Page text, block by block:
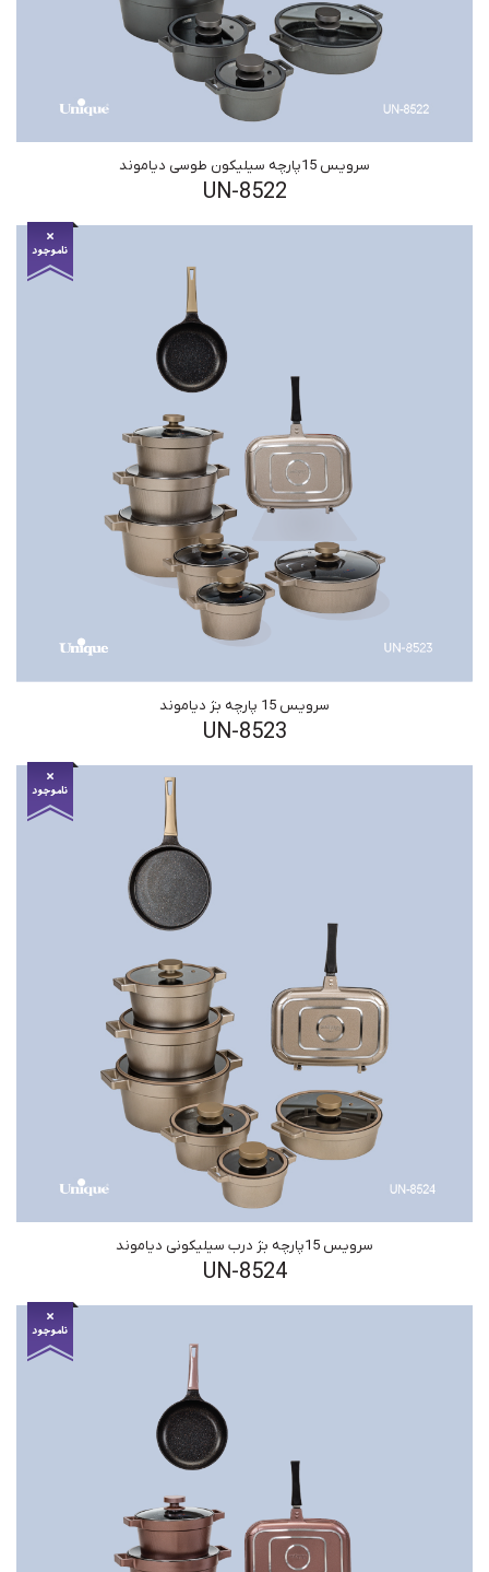
سرویس 15پارچه سیلیکون طوسی دیاموند
UN-8522
سرویس 15 پارچه بژ دیاموند
UN-8523
سرویس 15پارچه بژ درب سیلیکونی دیاموند
UN-8524